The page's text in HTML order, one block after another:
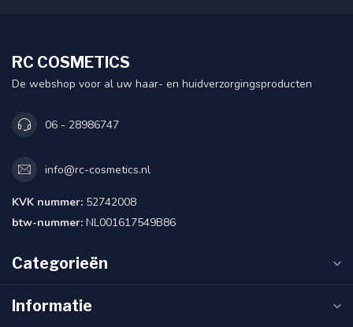
RC COSMETICS
De webshop voor al uw haar- en huidverzorgingsproducten
06 - 28986747
info@rc-cosmetics.nl
KVK nummer: 52742008
btw-nummer: NL001617549B86
Categorieën
Informatie